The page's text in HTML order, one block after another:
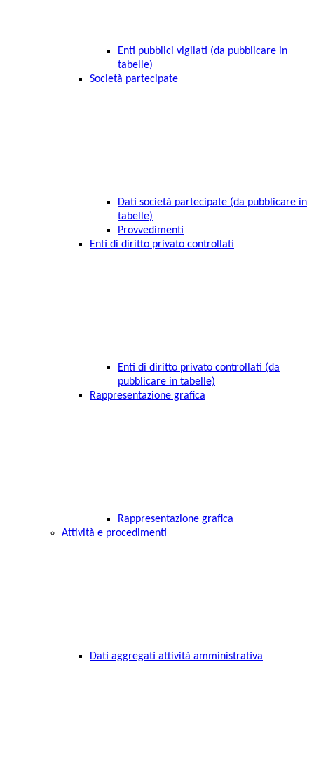
Enti pubblici vigilati (da pubblicare in
tabelle)
Società partecipate
Dati società partecipate (da pubblicare in
tabelle)
Provvedimenti
Enti di diritto privato controllati
Enti di diritto privato controllati (da
pubblicare in tabelle)
Rappresentazione grafica
Rappresentazione grafica
Attività e procedimenti
Dati aggregati attività amministrativa